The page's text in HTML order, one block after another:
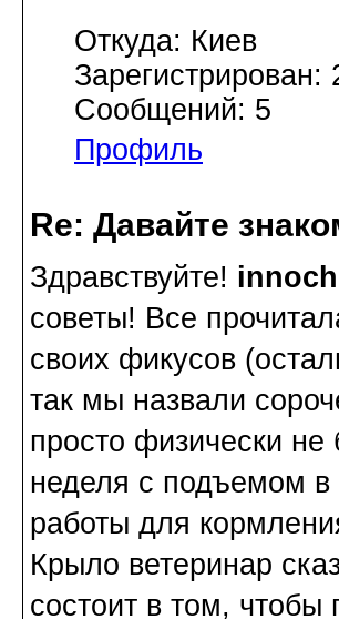
Откуда: Киев
Зарегистрирован:
Сообщений: 5
Профиль
Re: Давайте
Здравствуйте!
советы! Все
своих фикусов
так мы назвали
просто физически
неделя с подъемом в
работы для
Крыло ветеринар
состоит в том, чтобы